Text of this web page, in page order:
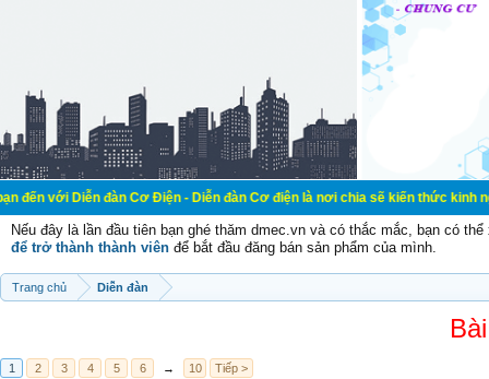
Diễn đàn Cơ Điện - Diễn đàn Cơ điện là nơi chia sẽ kiến thức kinh
Nếu đây là lần đầu tiên bạn ghé thăm dmec.vn và có thắc mắc, bạn có
để trở thành thành viên để bắt đầu đăng bán sản phẩm của mình.
Trang chủ Diễn đàn
1 2 3 4 5 6 → 10 Tiếp >